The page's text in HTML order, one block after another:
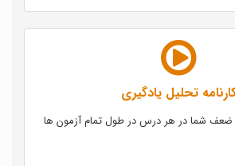
تحلیل یادگیری
ضعف شما در هر درس در طول تمام آزمون ها